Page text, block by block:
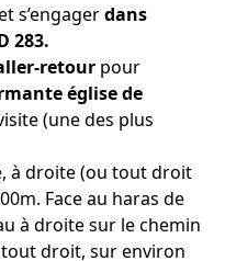
s’engagerdans
283.
retour pour
église de
(une des plus
à droite (ou tout droit
Face au haras de
à droite sur le chemin
tout droit, sur environ